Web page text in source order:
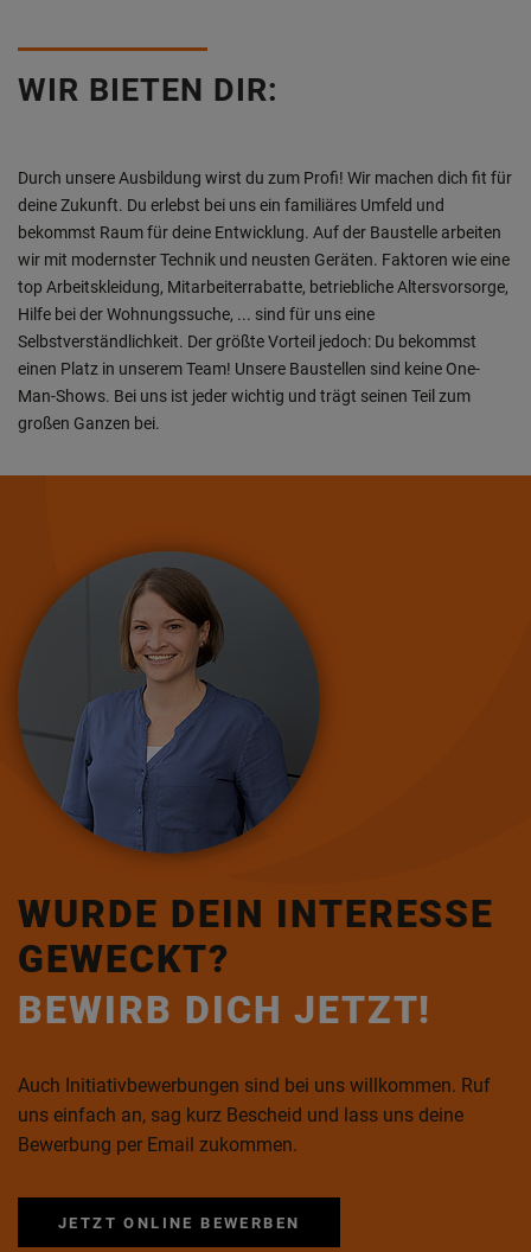
WIR BIETEN DIR:
Durch unsere Ausbildung wirst du zum Profi! Wir machen dich fit für
deine Zukunft. Du erlebst bei uns ein familiäres Umfeld und
bekommst Raum für deine Entwicklung. Auf der Baustelle arbeiten
wir mit modernster Technik und neusten Geräten. Faktoren wie eine
top Arbeitskleidung, Mitarbeiterrabatte, betriebliche Altersvorsorge,
Hilfe bei der Wohnungssuche, ... sind für uns eine
Selbstverständlichkeit. Der größte Vorteil jedoch: Du bekommst
einen Platz in unserem Team! Unsere Baustellen sind keine One-
Man-Shows. Bei uns ist jeder wichtig und trägt seinen Teil zum
großen Ganzen bei.
WURDE DEIN INTERESSE
GEWECKT?
BEWIRB DICH JETZT!
Auch Initiativbewerbungen sind bei uns willkommen. Ruf
uns einfach an, sag kurz Bescheid und lass uns deine
Bewerbung per Email zukommen.
JETZT ONLINE BEWERBEN